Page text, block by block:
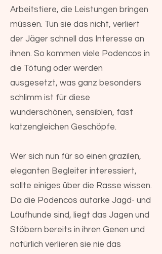
Arbeitstiere, die Leistungen bringen
müssen. Tun sie das nicht, verliert
der Jäger schnell das Interesse an
ihnen. So kommen viele Podencos in
die Tötung oder werden
ausgesetzt, was ganz besonders
schlimm ist für diese
wunderschönen, sensiblen, fast
katzengleichen Geschöpfe.
Wer sich nun für so einen grazilen,
eleganten Begleiter interessiert,
sollte einiges über die Rasse wissen.
Da die Podencos autarke Jagd- und
Laufhunde sind, liegt das Jagen und
Stöbern bereits in ihren Genen und
natürlich verlieren sie nie das